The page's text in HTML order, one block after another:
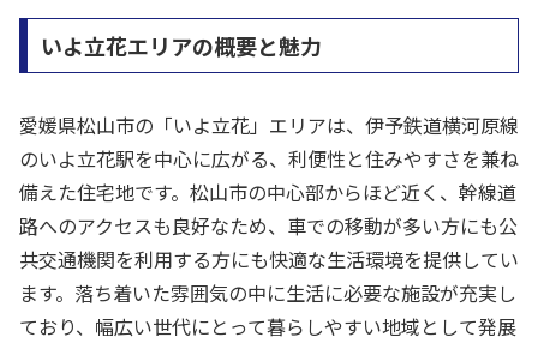
いよ立花エリアの概要と魅力
愛媛県松山市の「いよ立花」エリアは、伊予鉄道横河原線
のいよ立花駅を中心に広がる、利便性と住みやすさを兼ね
備えた住宅地です。松山市の中心部からほど近く、幹線道
路へのアクセスも良好なため、車での移動が多い方にも公
共交通機関を利用する方にも快適な生活環境を提供してい
ます。落ち着いた雰囲気の中に生活に必要な施設が充実し
ており、幅広い世代にとって暮らしやすい地域として発展